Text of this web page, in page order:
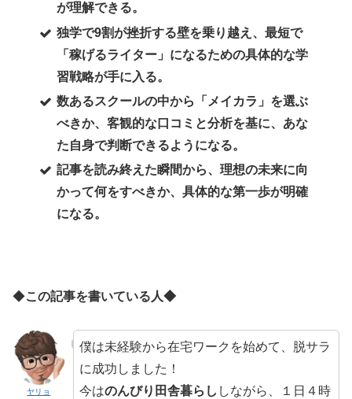
が理解できる。
独学で9割が挫折する壁を乗り越え、最短で
「稼げるライター」になるための具体的な学
習戦略が手に入る。
数あるスクールの中から「メイカラ」を選ぶ
べきか、客観的な口コミと分析を基に、あな
た自身で判断できるようになる。
記事を読み終えた瞬間から、理想の未来に向
かって何をすべきか、具体的な第一歩が明確
になる。
◆この記事を書いている人◆
ヤリョ
僕は未経験から在宅ワークを始めて、脱サラ
に成功しました！
今はのんびり田舎暮らし しながら、１日４時